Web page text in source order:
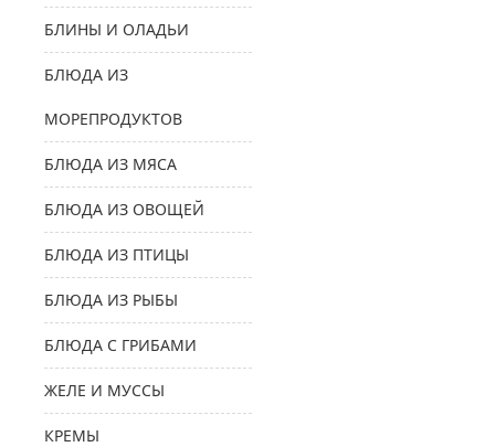
БЛИНЫ И ОЛАДЬИ
БЛЮДА ИЗ
МОРЕПРОДУКТОВ
БЛЮДА ИЗ МЯСА
БЛЮДА ИЗ ОВОЩЕЙ
БЛЮДА ИЗ ПТИЦЫ
БЛЮДА ИЗ РЫБЫ
БЛЮДА С ГРИБАМИ
ЖЕЛЕ И МУССЫ
КРЕМЫ